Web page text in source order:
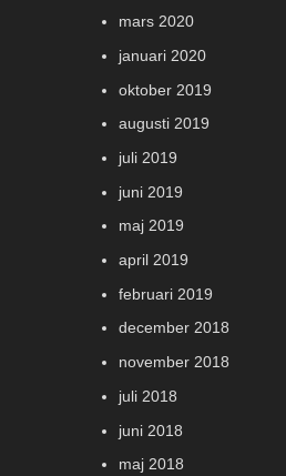
mars 2020
januari 2020
oktober 2019
augusti 2019
juli 2019
juni 2019
maj 2019
april 2019
februari 2019
december 2018
november 2018
juli 2018
juni 2018
maj 2018